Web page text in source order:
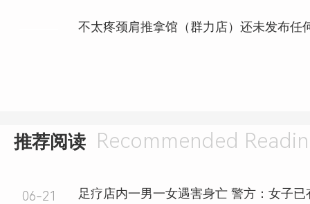
推荐阅读 Recommended
06-21 足疗店内一男一女遇害身亡 警方：女子已